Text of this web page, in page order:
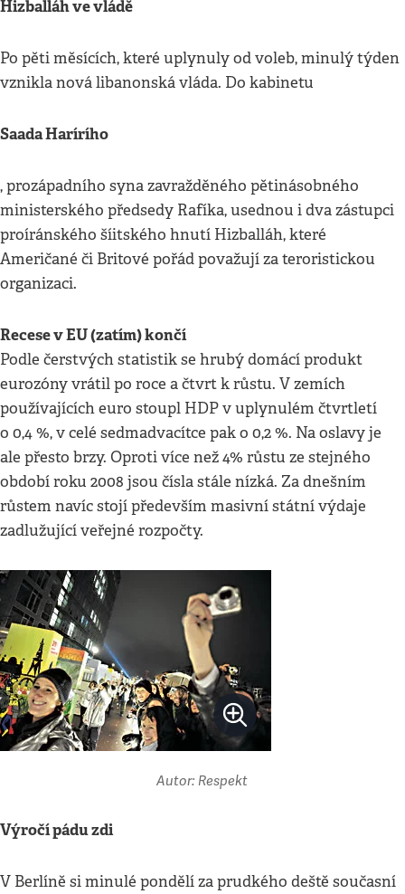
Hizballáh ve vládě
Po pěti měsících, které uplynuly od voleb, minulý týden
vznikla nová libanonská vláda. Do kabinetu
Saada Harírího
, prozápadního syna zavražděného pětinásobného
ministerského předsedy Rafíka, usednou i dva zástupci
proíránského šíitského hnutí Hizballáh, které
Američané či Britové pořád považují za teroristickou
organizaci.
Recese v EU (zatím) končí
Podle čerstvých statistik se hrubý domácí produkt
eurozóny vrátil po roce a čtvrt k růstu. V zemích
používajících euro stoupl HDP v uplynulém čtvrtletí
o 0,4 %, v celé sedmadvacítce pak o 0,2 %. Na oslavy je
ale přesto brzy. Oproti více než 4% růstu ze stejného
období roku 2008 jsou čísla stále nízká. Za dnešním
růstem navíc stojí především masivní státní výdaje
zadlužující veřejné rozpočty.
Autor: Respekt
Výročí pádu zdi
V Berlíně si minulé pondělí za prudkého deště současní